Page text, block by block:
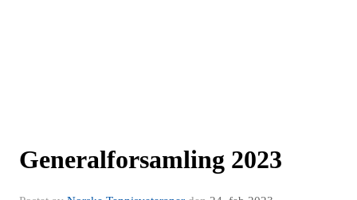
Generalforsamling 2023